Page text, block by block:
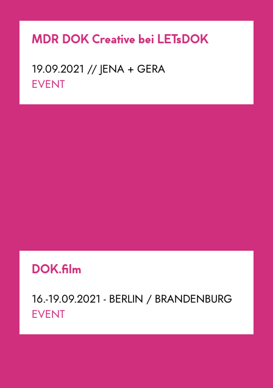
MDR DOK Creative bei LETsDOK
19.09.2021 // JENA + GERA
EVENT
DOK.film
16.-19.09.2021 - BERLIN / BRANDENBURG
EVENT